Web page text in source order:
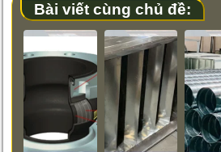
Bài viết cùng chủ đề: